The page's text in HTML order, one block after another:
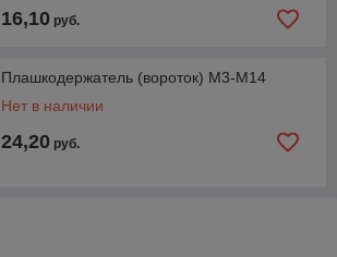
16,10 руб.
Плашкодержатель (вороток) М3-М14
Нет в наличии
24,20 руб.